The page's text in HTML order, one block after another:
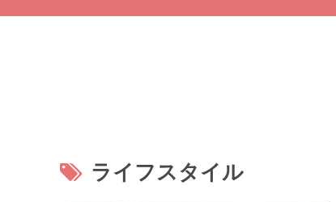
ライフスタイル